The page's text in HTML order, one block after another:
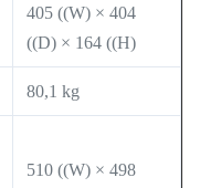
405 ((W) × 404
((D) × 164 ((H)
80,1 kg
510 ((W) × 498